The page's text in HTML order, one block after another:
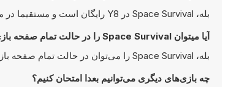
بله، Space Survival در Y8 رایگان است و مستقیما در مرورگر شما اجرا می‌شود.
آیا میتوان Space Survival را در حالت تمام صفحه بازی کرد؟
بله، Space Survival را می‌توان در حالت تمام صفحه بازی کرد تا تجربه‌ای جذاب‌تر داشته باشید.
چه بازی‌های دیگری می‌توانیم بعدا امتحان کنیم؟